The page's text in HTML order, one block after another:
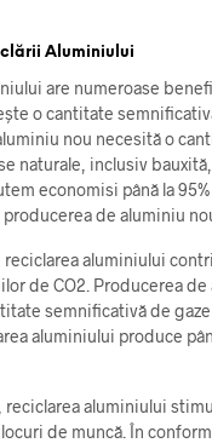
Aluminiului
are numeroase
o cantitate
nou necesită o
naturale, inclusiv
economisi până la
de aluminiu
reciclarea aluminiului
de CO2. Producerea de
semnificativă de
aluminiului produce
reciclarea aluminiului
locuri de muncă. În